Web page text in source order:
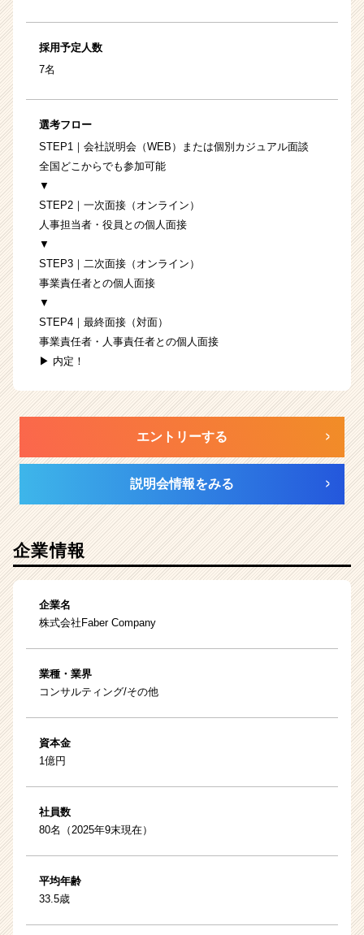
採用予定人数
7名
選考フロー
STEP1｜会社説明会（WEB）または個別カジュアル面談
全国どこからでも参加可能
▼
STEP2｜一次面接（オンライン）
人事担当者・役員との個人面接
▼
STEP3｜二次面接（オンライン）
事業責任者との個人面接
▼
STEP4｜最終面接（対面）
事業責任者・人事責任者との個人面接
▶ 内定！
エントリーする
説明会情報をみる
企業情報
企業名
株式会社Faber Company
業種・業界
コンサルティング/その他
資本金
1億円
社員数
80名（2025年9末現在）
平均年齢
33.5歳